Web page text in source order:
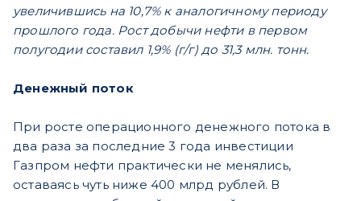
увеличившись на 10,7% к аналогичному периоду
прошлого года. Рост добычи нефти в первом
полугодии составил 1,9% (г/г) до 31,3 млн. тонн.
Денежный поток
При росте операционного денежного потока в
два раза за последние 3 года инвестиции
Газпром нефти практически не менялись,
оставаясь чуть ниже 400 млрд рублей. В